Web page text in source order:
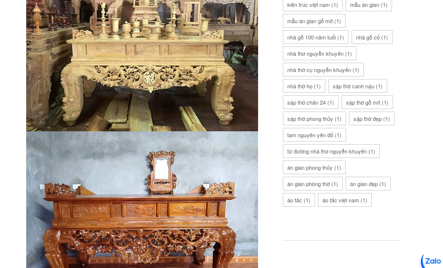
kiến trúc việt nam(1) mẫu án gian(1)
mẫu án gian gỗ mít(1)
nhà gỗ 100 năm tuổi(1) nhà gỗ cổ(1)
nhà thơ nguyễn khuyến(1)
nhà thờ cụ nguyễn khuyến(1)
nhà thờ họ(1) sập thờ canh nậu(1)
sập thờ chân 24(1) sập thờ gỗ mít(1)
sập thờ phong thủy (1) sập thờ đẹp(1)
tam nguyên yên đổ(1)
từ đường nhà thơ nguyễn khuyến(1)
án gian phong thủy (1)
án gian phòng thờ(1) án gian đẹp(1)
áo tấc (1) áo tấc việt nam(1)